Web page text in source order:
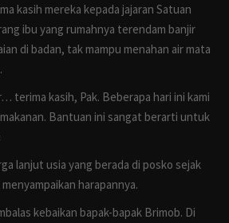
kasih mereka kepada jajaran Satuan
ibu yang rumahnya terendam banjir
di badan, tak mampu menahan air mata
terima kasih, Pak. Beberapa hari ini kami
Bantuan ini sangat berarti untuk
lanjut usia yang berada di posko sejak
harapannya.
kebaikan bapak-bapak Brimob. Di